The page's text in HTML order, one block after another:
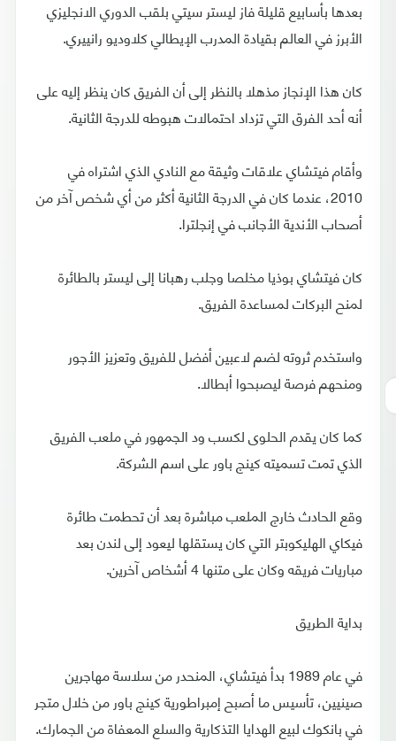
بعدها بأسابيع قليلة فاز ليستر سيتي بلقب الدوري الانجليزي
الأبرز في العالم بقيادة المدرب الإيطالي كلاوديو رانييري.
كان هذا الإنجاز مذهلا بالنظر إلى أن الفريق كان ينظر إليه على
أنه أحد الفرق التي تزداد احتمالات هبوطه للدرجة الثانية.
وأقام فيتشاي علاقات وثيقة مع النادي الذي اشتراه في
2010، عندما كان في الدرجة الثانية أكثر من أي شخص آخر من
أصحاب الأندية الأجانب في إنجلترا.
كان فيتشاي بوذيا مخلصا وجلب رهبانا إلى ليستر بالطائرة
لمنح البركات لمساعدة الفريق.
واستخدم ثروته لضم لاعبين أفضل للفريق وتعزيز الأجور
ومنحهم فرصة ليصبحوا أبطالا.
كما كان يقدم الحلوى لكسب ود الجمهور في ملعب الفريق
الذي تمت تسميته كينج باور على اسم الشركة.
وقع الحادث خارج الملعب مباشرة بعد أن تحطمت طائرة
فيكاي الهليكوبتر التي كان يستقلها ليعود إلى لندن بعد
مباريات فريقه وكان على متنها 4 أشخاص آخرين.
بداية الطريق
في عام 1989 بدأ فيتشاي، المنحدر من سلاسة مهاجرين
صينيين، تأسيس ما أصبح إمبراطورية كينج باور من خلال متجر
في بانكوك لبيع الهدايا التذكارية والسلع المعفاة من الجمارك.